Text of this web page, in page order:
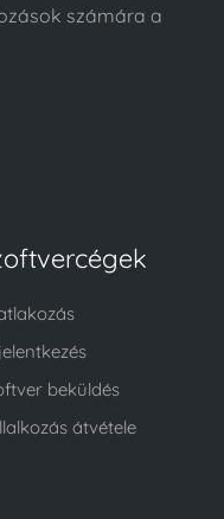
számára a
beküldés
átvétele